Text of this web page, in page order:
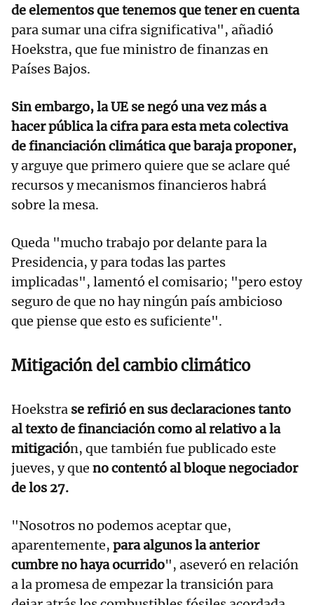
de elementos que tenemos que tener en cuenta
para sumar una cifra significativa", añadió
Hoekstra, que fue ministro de finanzas en
Países Bajos.
Sin embargo, la UE se negó una vez más a
hacer pública la cifra para esta meta colectiva
de financiación climática que baraja proponer,
y arguye que primero quiere que se aclare qué
recursos y mecanismos financieros habrá
sobre la mesa.
Queda "mucho trabajo por delante para la
Presidencia, y para todas las partes
implicadas", lamentó el comisario; "pero estoy
seguro de que no hay ningún país ambicioso
que piense que esto es suficiente".
Mitigación del cambio climático
Hoekstra se refirió en sus declaraciones tanto
al texto de financiación como al relativo a la
mitigación, que también fue publicado este
jueves, y que no contentó al bloque negociador
de los 27.
"Nosotros no podemos aceptar que,
aparentemente, para algunos la anterior
cumbre no haya ocurrido", aseveró en relación
a la promesa de empezar la transición para